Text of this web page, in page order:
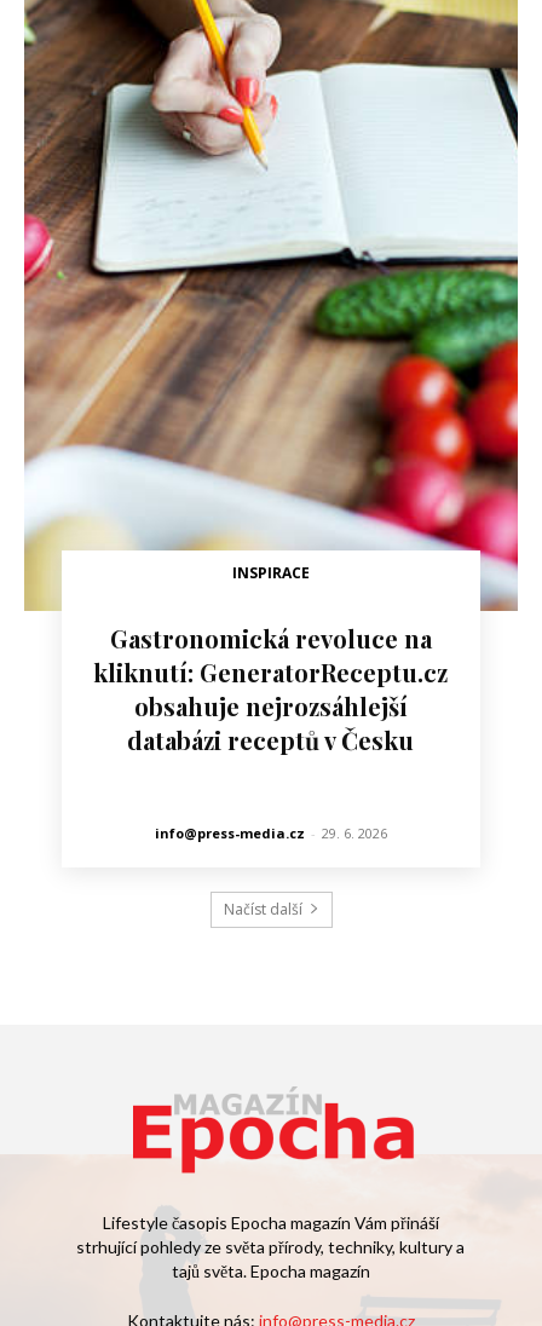
INSPIRACE
Gastronomická revoluce na
kliknutí: GeneratorReceptu.cz
obsahuje nejrozsáhlejší
databázi receptů v Česku
info@press-media.cz - 29. 6. 2026
Načíst další
Lifestyle časopis Epocha magazín Vám přináší
strhující pohledy ze světa přírody, techniky, kultury a
tajů světa. Epocha magazín
Kontaktujte nás: info@press-media.cz